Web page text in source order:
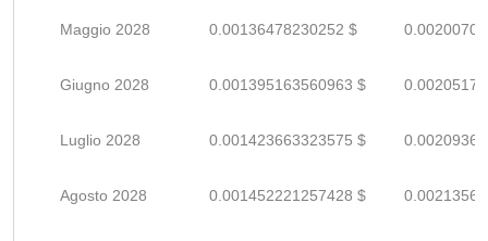
Maggio 2028 0.00136478230252 $
Giugno 2028 0.001395163560963 $
Luglio 2028 0.001423663323575 $
Agosto 2028 0.001452221257428 $